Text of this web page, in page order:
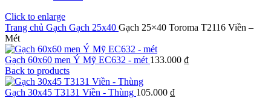
Click to enlarge
Trang chủ Gạch Gạch 25x40 Gạch 25×40 Toroma T2116 Viền –
Mét
Gạch 60x60 men Ý Mỹ EC632 - mét 133.000 ₫
Back to products
Gạch 30x45 T3131 Viền - Thùng 105.000 ₫